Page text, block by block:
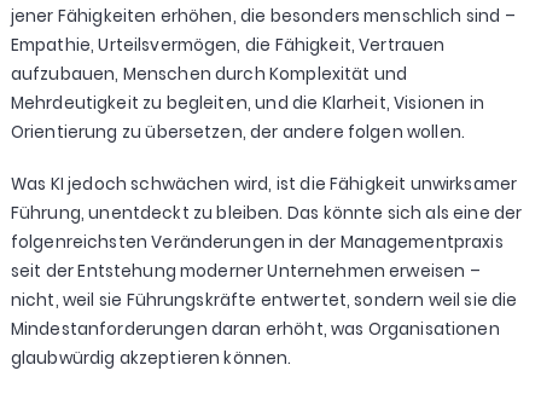
jener Fähigkeiten erhöhen, die besonders menschlich sind –
Empathie, Urteilsvermögen, die Fähigkeit, Vertrauen
aufzubauen, Menschen durch Komplexität und
Mehrdeutigkeit zu begleiten, und die Klarheit, Visionen in
Orientierung zu übersetzen, der andere folgen wollen.
Was KI jedoch schwächen wird, ist die Fähigkeit unwirksamer
Führung, unentdeckt zu bleiben. Das könnte sich als eine der
folgenreichsten Veränderungen in der Managementpraxis
seit der Entstehung moderner Unternehmen erweisen –
nicht, weil sie Führungskräfte entwertet, sondern weil sie die
Mindestanforderungen daran erhöht, was Organisationen
glaubwürdig akzeptieren können.